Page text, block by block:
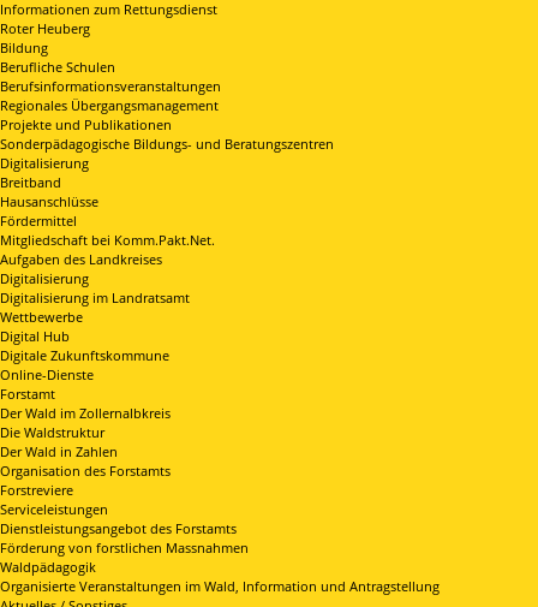
Informationen zum Rettungsdienst
Roter Heuberg
Bildung
Berufliche Schulen
Berufsinformationsveranstaltungen
Regionales Übergangsmanagement
Projekte und Publikationen
Sonderpädagogische Bildungs- und Beratungszentren
Digitalisierung
Breitband
Hausanschlüsse
Fördermittel
Mitgliedschaft bei Komm.Pakt.Net.
Aufgaben des Landkreises
Digitalisierung
Digitalisierung im Landratsamt
Wettbewerbe
Digital Hub
Digitale Zukunftskommune
Online-Dienste
Forstamt
Der Wald im Zollernalbkreis
Die Waldstruktur
Der Wald in Zahlen
Organisation des Forstamts
Forstreviere
Serviceleistungen
Dienstleistungsangebot des Forstamts
Förderung von forstlichen Massnahmen
Waldpädagogik
Organisierte Veranstaltungen im Wald, Information und Antragstellung